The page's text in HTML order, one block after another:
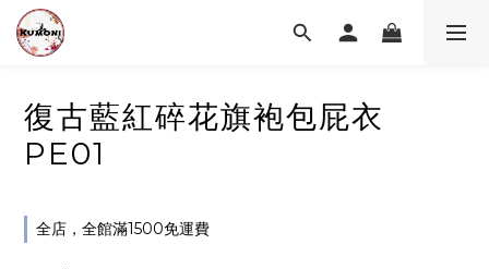
復古藍紅碎花旗袍包屁衣
PE01
全店，全館滿1500免運費